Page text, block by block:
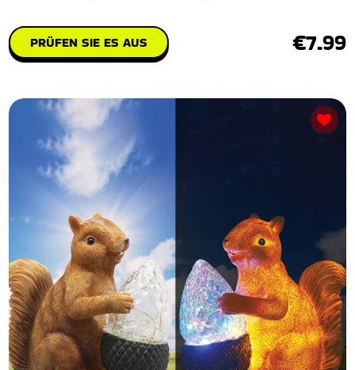
PRÜFEN SIE ES AUS €7.99